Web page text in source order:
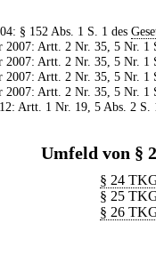
§ 152 Abs. 1 S. 1 des
2007: Artt. 2 Nr. 35, 5 Nr. 1
2007: Artt. 2 Nr. 35, 5 Nr. 1
2007: Artt. 2 Nr. 35, 5 Nr. 1
2007: Artt. 2 Nr. 35, 5 Nr. 1
Artt. 1 Nr. 19, 5 Abs. 2 S.
Umfeld von §
§ 24
§ 25
§ 26